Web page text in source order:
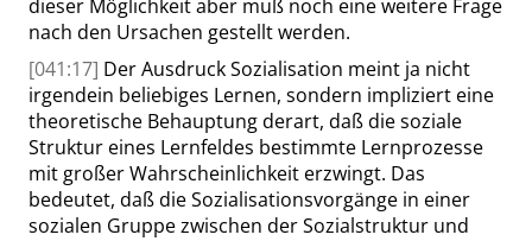
dieser Möglichkeit aber muß noch eine weitere Frage
nach den Ursachen gestellt werden.
[041:17] Der Ausdruck Sozialisation meint ja nicht
irgendein beliebiges Lernen, sondern impliziert eine
theoretische Behauptung derart, daß die soziale
Struktur eines Lernfeldes bestimmte Lernprozesse
mit großer Wahrscheinlichkeit erzwingt. Das
bedeutet, daß die Sozialisationsvorgänge in einer
sozialen Gruppe zwischen der Sozialstruktur und